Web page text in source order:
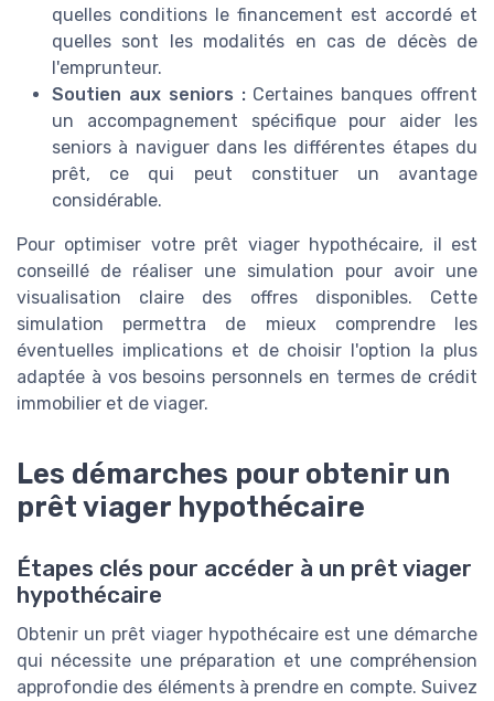
quelles conditions le financement est accordé et
quelles sont les modalités en cas de décès de
l'emprunteur.
Soutien aux seniors :Certaines banques offrent
un accompagnement spécifique pour aider les
seniors à naviguer dans les différentes étapes du
prêt, ce qui peut constituer un avantage
considérable.
Pour optimiser votre prêt viager hypothécaire, il est
conseillé de réaliser une simulation pour avoir une
visualisation claire des offres disponibles. Cette
simulation permettra de mieux comprendre les
éventuelles implications et de choisir l'option la plus
adaptée à vos besoins personnels en termes de crédit
immobilier et de viager.
Les démarches pour obtenir un
prêt viager hypothécaire
Étapes clés pour accéder à un prêt viager
hypothécaire
Obtenir un prêt viager hypothécaire est une démarche
qui nécessite une préparation et une compréhension
approfondie des éléments à prendre en compte. Suivez